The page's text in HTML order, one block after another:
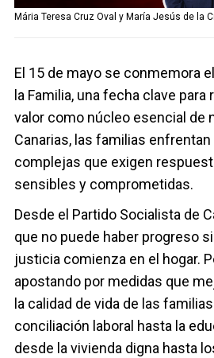
Mária Teresa Cruz Oval y María Jesús de la
El 15 de mayo se conmemora
la Familia, una fecha clave
valor como núcleo esencial de
Canarias, las familias
complejas que exigen
sensibles y comprometidas.
Desde el Partido Socialista de
que no puede haber progreso
justicia comienza en el hogar.
apostando por medidas que
la calidad de vida de las
conciliación laboral hasta la
desde la vivienda digna hasta